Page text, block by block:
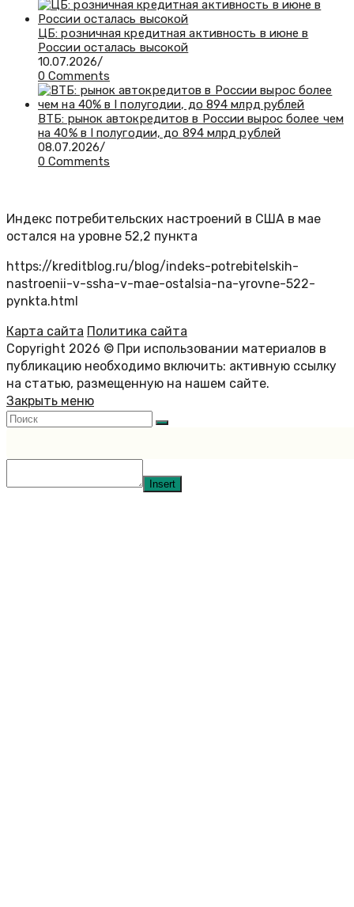
ЦБ: розничная кредитная активность в июне в
России осталась высокой
10.07.2026/
0 Comments
ВТБ: рынок автокредитов в России вырос более чем
на 40% в I полугодии, до 894 млрд рублей
08.07.2026/
0 Comments
Индекс потребительских настроений в США в мае
остался на уровне 52,2 пункта
https://kreditblog.ru/blog/indeks-potrebitelskih-
nastroenii-v-ssha-v-mae-ostalsia-na-yrovne-522-
pynkta.html
Карта сайта Политика сайта
Copyright 2026 © При использовании материалов в
публикацию необходимо включить: активную ссылку
на статью, размещенную на нашем сайте.
Закрыть меню
Insert